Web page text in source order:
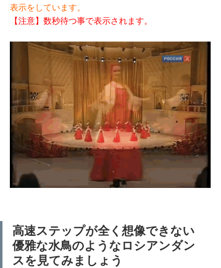
表示をしています。
【注意】数秒待つ事で表示されます。
高速ステップが全く想像できない
優雅な水鳥のようなロシアンダン
スを見てみましょう